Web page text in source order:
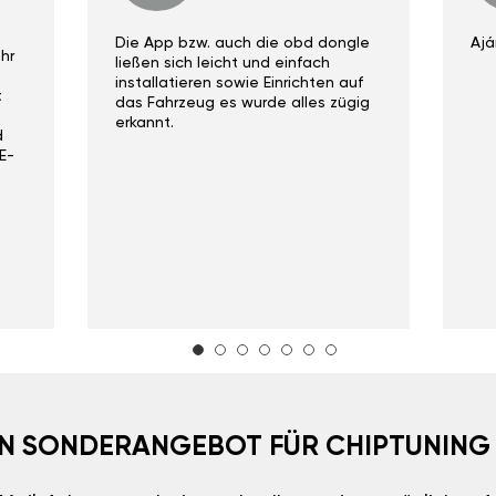
Die App bzw. auch die obd dongle
ließen sich leicht und einfach
installatieren sowie Einrichten auf
das Fahrzeug es wurde alles zügig
erkannt.
SONDERANGEBOT FÜR CHIPTUNING